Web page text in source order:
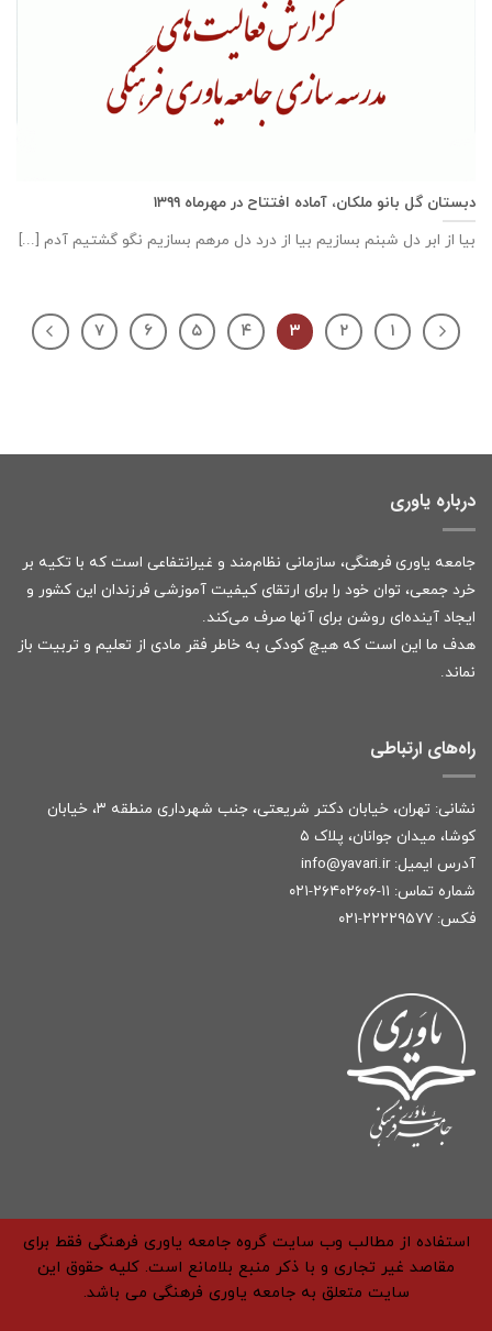
دبستان گل بانو ملكان، آماده افتتاح در مهرماه ۱۳۹۹
بیا از ابر دل شبنم بسازیم بیا از درد دل مرهم بسازیم نگو گشتیم آدم [...]
۱ ۲ ۳ ۴ ۵ ۶ ۷
درباره یاوری
جامعه یاوری فرهنگی، سازمانی نظام‌مند و غیرانتفاعی است که با تکیه بر
خرد جمعی، توان خود را برای ارتقای کیفیت آموزشی فرزندان این کشور و
ایجاد آینده‌ای روشن برای آنها صرف می‌کند.
هدف ما این است که هیچ کودکی به خاطر فقر مادی از تعلیم و تربیت باز
نماند.
راه‌های ارتباطی
نشانی: تهران، خیابان دکتر شریعتی، جنب شهرداری منطقه ۳، خیابان
کوشا، میدان جوانان، پلاک ۵
آدرس ایمیل: info@yavari.ir
شماره تماس: ۱۱-۲۶۴۰۲۶۰۶-۰۲۱
فکس: ۲۲۲۲۹۵۷۷-۰۲۱
استفاده از مطالب وب سایت گروه جامعه یاوری فرهنگی فقط برای
مقاصد غیر تجاری و با ذکر منبع بلامانع است. کلیه حقوق این
سایت متعلق به جامعه یاوری فرهنگی می باشد.